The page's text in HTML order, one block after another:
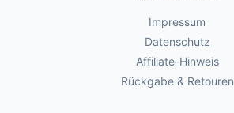
Impressum
Datenschutz
Affiliate-Hinweis
Rückgabe & Retouren